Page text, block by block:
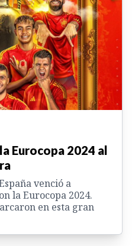
Eurocopa 2024 al
venció a
la Eurocopa 2024.
en esta gran